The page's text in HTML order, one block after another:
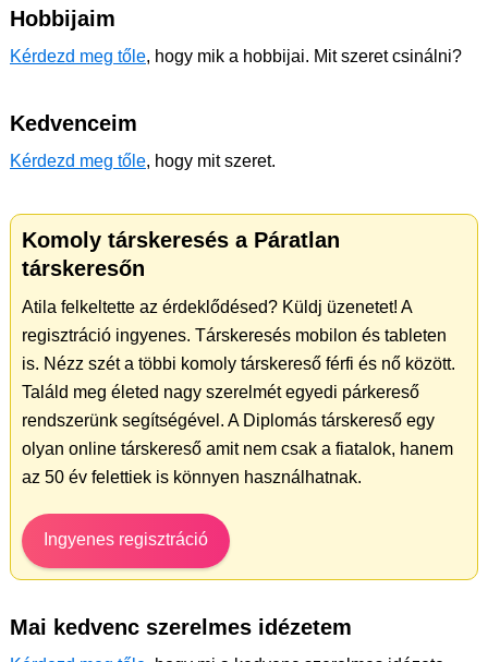
Hobbijaim
Kérdezd meg tőle, hogy mik a hobbijai. Mit szeret csinálni?
Kedvenceim
Kérdezd meg tőle, hogy mit szeret.
Komoly társkeresés a Páratlan
társkeresőn
Atila felkeltette az érdeklődésed? Küldj üzenetet! A
regisztráció ingyenes. Társkeresés mobilon és tableten
is. Nézz szét a többi komoly társkereső férfi és nő között.
Találd meg életed nagy szerelmét egyedi párkereső
rendszerünk segítségével. A Diplomás társkereső egy
olyan online társkereső amit nem csak a fiatalok, hanem
az 50 év felettiek is könnyen használhatnak.
Ingyenes regisztráció
Mai kedvenc szerelmes idézetem